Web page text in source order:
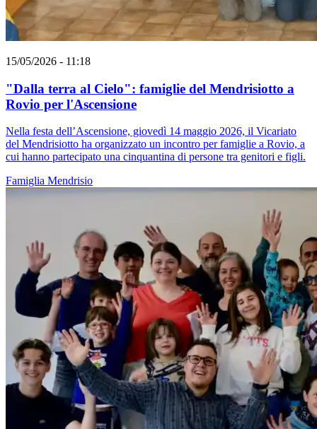
15/05/2026 - 11:18
"Dalla terra al Cielo": famiglie del Mendrisiotto a
Rovio per l'Ascensione
Nella festa dell’Ascensione, giovedì 14 maggio 2026, il Vicariato
del Mendrisiotto ha organizzato un incontro per famiglie a Rovio, a
cui hanno partecipato una cinquantina di persone tra genitori e figli.
Famiglia Mendrisio